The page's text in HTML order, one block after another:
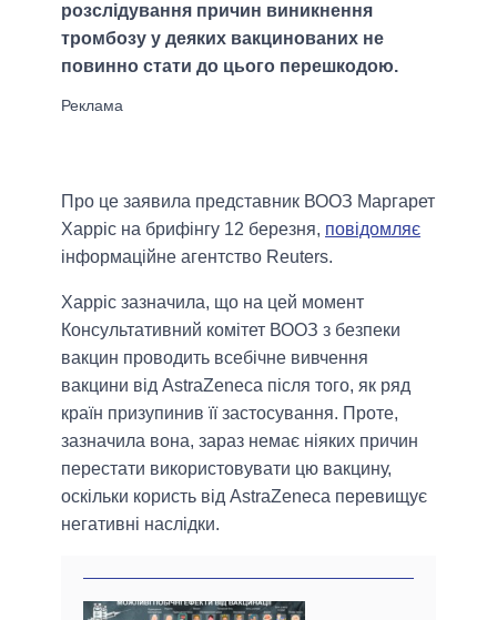
розслідування причин виникнення
тромбозу у деяких вакцинованих не
повинно стати до цього перешкодою.
Про це заявила представник ВООЗ Маргарет
Харріс на брифінгу 12 березня, повідомляє
інформаційне агентство Reuters.
Харріс зазначила, що на цей момент
Консультативний комітет ВООЗ з безпеки
вакцин проводить всебічне вивчення
вакцини від AstraZeneca після того, як ряд
країн призупинив її застосування. Проте,
зазначила вона, зараз немає ніяких причин
перестати використовувати цю вакцину,
оскільки користь від AstraZeneca перевищує
негативні наслідки.